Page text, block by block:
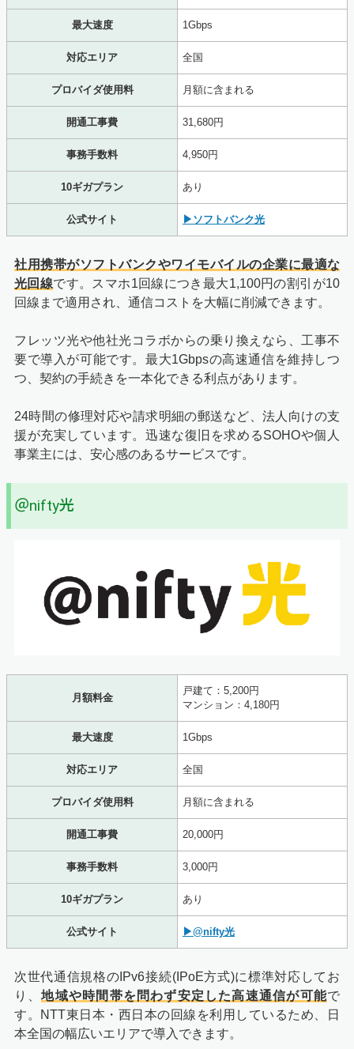
最大速度 1Gbps
対応エリア 全国
プロバイダ使用料 月額に含まれる
開通工事費 31,680円
事務手数料 4,950円
10ギガプラン あり
公式サイト ▶ソフトバンク光
社用携帯がソフトバンクやワイモバイルの企業に最適な
光回線です。スマホ1回線につき最大1,100円の割引が10
回線まで適用され、通信コストを大幅に削減できます。
フレッツ光や他社光コラボからの乗り換えなら、工事不
要で導入が可能です。最大1Gbpsの高速通信を維持しつ
つ、契約の手続きを一本化できる利点があります。
24時間の修理対応や請求明細の郵送など、法人向けの支
援が充実しています。迅速な復旧を求めるSOHOや個人
事業主には、安心感のあるサービスです。
＠nifty光
月額料金
戸建て：5,200円
マンション：4,180円
最大速度 1Gbps
対応エリア 全国
プロバイダ使用料 月額に含まれる
開通工事費 20,000円
事務手数料 3,000円
10ギガプラン あり
公式サイト ▶@nifty光
次世代通信規格のIPv6接続(IPoE方式)に標準対応してお
り、地域や時間帯を問わず安定した高速通信が可能で
す。NTT東日本・西日本の回線を利用しているため、日
本全国の幅広いエリアで導入できます。